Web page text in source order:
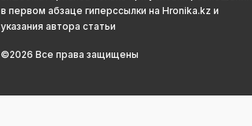
в первом абзаце гиперссылки на Hronika.kz и
указания автора статьи
©2026 Все права защищены